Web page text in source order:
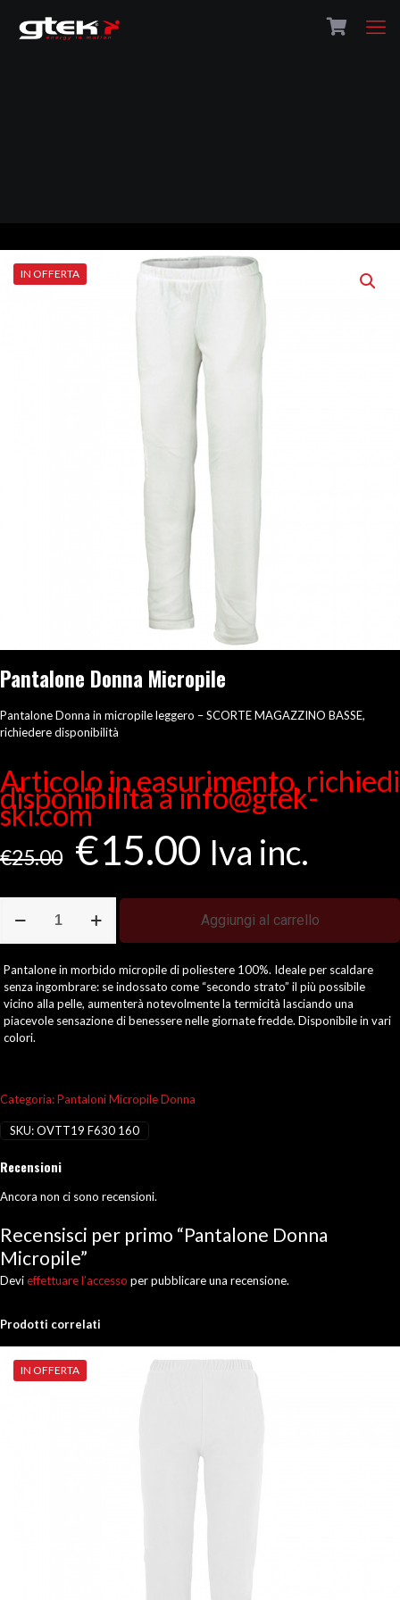
IN OFFERTA
Pantalone Donna Micropile
Pantalone Donna in micropile leggero – SCORTE MAGAZZINO BASSE,
richiedere disponibilità
Articolo in easurimento, richiedi
disponibilità a info@gtek-
ski.com
€25.00 Il
prezzo
era:
€25.00.
€15.00 Il
prezzo
è:
€15.00.
Iva inc.
Donna
Aggiungi al carrello
Pantalone in morbido micropile di poliestere 100%. Ideale per scaldare
senza ingombrare: se indossato come “secondo strato” il più possibile
vicino alla pelle, aumenterà notevolmente la termicità lasciando una
piacevole sensazione di benessere nelle giornate fredde. Disponibile in vari
colori.
Categoria:Pantaloni Micropile Donna
SKU:OVTT19 F630 160
Recensioni
Ancora non ci sono recensioni.
Recensisci per primo “Pantalone Donna
Micropile”
Devieffettuare l’accesso per pubblicare una recensione.
Prodotti correlati
IN OFFERTA